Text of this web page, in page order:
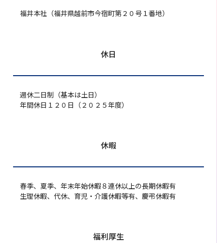
福井本社（福井県越前市今宿町第２０号１番地）
休日
週休二日制（基本は土日）
年間休日１２０日（２０２５年度）
休暇
春季、夏季、年末年始休暇８連休以上の長期休暇有
生理休暇、代休、育児・介護休暇等有、慶弔休暇有
福利厚生